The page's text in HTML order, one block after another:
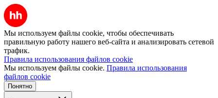
Мы используем файлы cookie, чтобы обеспечивать
правильную работу нашего веб-сайта и анализировать сетевой
трафик.
Правила использования файлов cookie
Мы используем файлы cookie. Правила использования
файлов cookie
Понятно